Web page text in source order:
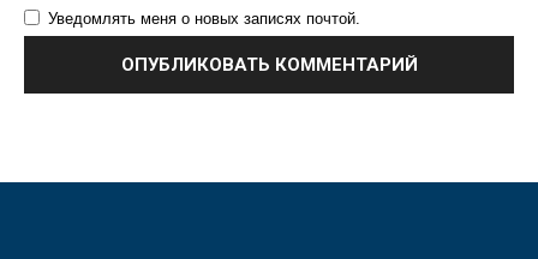
Уведомлять меня о новых записях почтой.